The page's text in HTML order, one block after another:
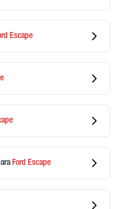
Escape
Ford Escape